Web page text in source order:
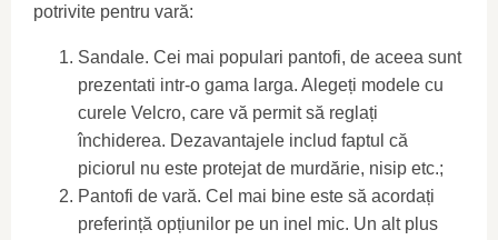
potrivite pentru vară:
Sandale. Cei mai populari pantofi, de aceea sunt
prezentati intr-o gama larga. Alegeți modele cu
curele Velcro, care vă permit să reglați
închiderea. Dezavantajele includ faptul că
piciorul nu este protejat de murdărie, nisip etc.;
Pantofi de vară. Cel mai bine este să acordați
preferință opțiunilor pe un inel mic. Un alt plus